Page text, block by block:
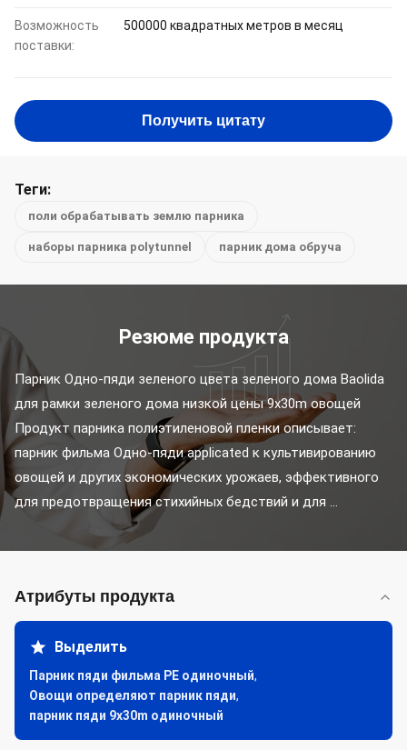
Возможность
поставки:
500000 квадратных метров в месяц
Получить цитату
Теги:
поли обрабатывать землю парника
наборы парника polytunnel парник дома обруча
Резюме продукта
Парник Одно-пяди зеленого цвета зеленого дома Baolida
для рамки зеленого дома низкой цены 9x30m овощей
Продукт парника полиэтиленовой пленки описывает:
парник фильма Одно-пяди applicated к культивированию
овощей и других экономических урожаев, эффективного
для предотвращения стихийных бедствий и для ...
Атрибуты продукта
Выделить
Парник пяди фильма PE одиночный,
Овощи определяют парник пяди,
парник пяди 9x30m одиночный